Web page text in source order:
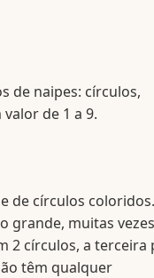
de naipes: círculos,
de 1 a 9.
de círculos
grande, muitas vezes
2 círculos, a terceira
têm qualquer